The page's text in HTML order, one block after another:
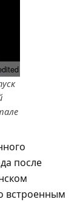
после
встроенным